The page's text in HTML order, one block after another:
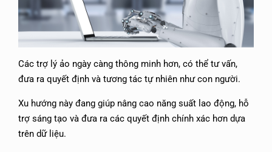
Các trợ lý ảo ngày càng thông minh hơn, có thể tư vấn,
đưa ra quyết định và tương tác tự nhiên như con người.
Xu hướng này đang giúp nâng cao năng suất lao động, hỗ
trợ sáng tạo và đưa ra các quyết định chính xác hơn dựa
trên dữ liệu.